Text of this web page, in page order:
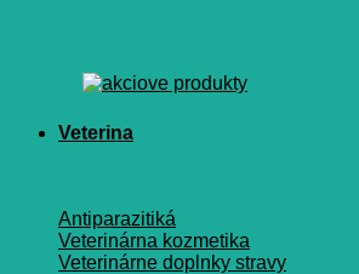
Veterina
Antiparazitiká
Veterinárna kozmetika
Veterinárne doplnky stravy